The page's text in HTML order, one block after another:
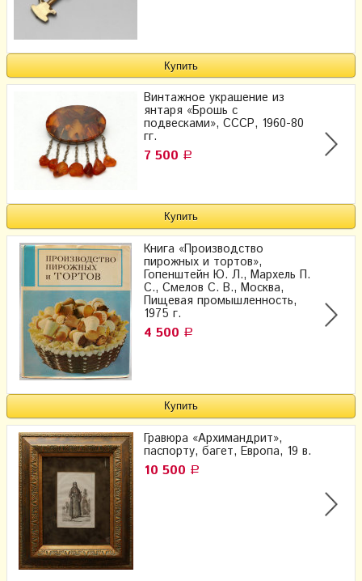
Винтажное украшение из
янтаря «Брошь с
подвесками», СССР, 1960-80
гг.
7 500 Р
Книга «Производство
пирожных и тортов»,
Гопенштейн Ю. Л., Мархель П.
С., Смелов С. В., Москва,
Пищевая промышленность,
1975 г.
4 500 Р
Гравюра «Архимандрит»,
паспорту, багет, Европа, 19 в.
10 500 Р